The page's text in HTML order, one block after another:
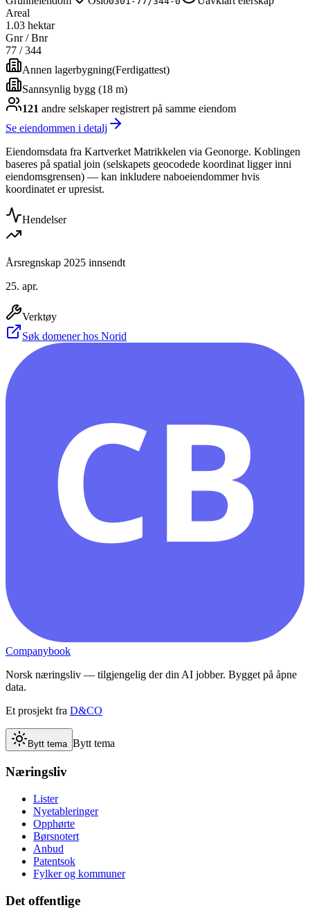
Areal
1.03 hektar
Gnr / Bnr
77 /344
Annen lagerbygning(Ferdigattest)
Sannsynlig bygg (18 m)
121 andre selskaperregistrert på samme eiendom
Se eiendommen i detalj
Eiendomsdata fra Kartverket Matrikkelen via Geonorge. Koblingen
baseres på spatial join (selskapets geocodede koordinat ligger inni
eiendomsgrensen) — kan inkludere naboeiendommer hvis
koordinatet er upresist.
Hendelser
Årsregnskap 2025 innsendt
25. apr.
Verktøy
Søk domener hos Norid
CB
Companybook
Norsk næringsliv — tilgjengelig der din AI jobber. Bygget på åpne
data.
Et prosjekt fra D&CO
Bytt tema Bytt tema
Næringsliv
Lister
Nyetableringer
Opphørte
Børsnotert
Anbud
Patentsok
Fylker og kommuner
Det offentlige